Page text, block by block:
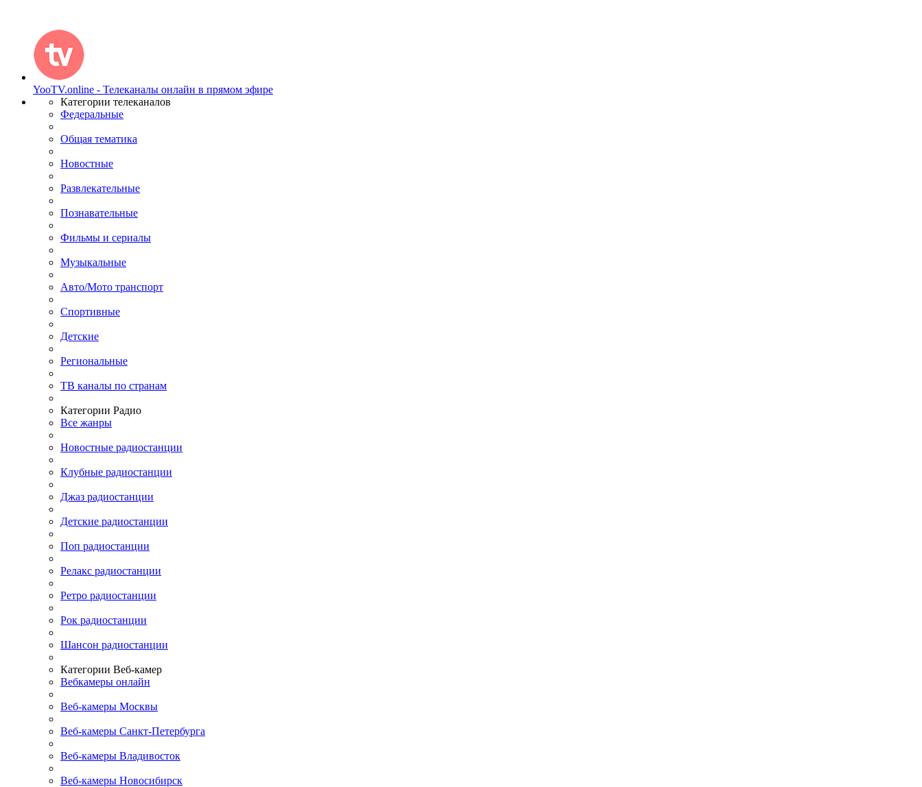
YooTV.online - Телеканалы онлайн в прямом эфире
Категории телеканалов
Федеральные
Общая тематика
Новостные
Развлекательные
Познавательные
Фильмы и сериалы
Музыкальные
Авто/Мото транспорт
Спортивные
Детские
Региональные
ТВ каналы по странам
Категории Радио
Все жанры
Новостные радиостанции
Клубные радиостанции
Джаз радиостанции
Детские радиостанции
Поп радиостанции
Релакс радиостанции
Ретро радиостанции
Рок радиостанции
Шансон радиостанции
Категории Веб-камер
Вебкамеры онлайн
Веб-камеры Москвы
Веб-камеры Санкт-Петербурга
Веб-камеры Владивосток
Веб-камеры Новосибирск